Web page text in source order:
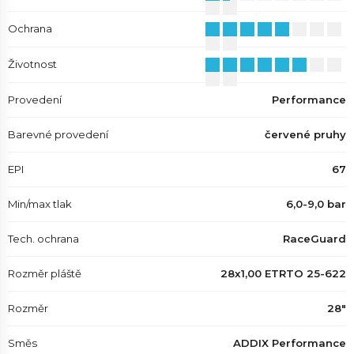
Ochrana
Životnost
Provedení Performance
Barevné provedení červené pruhy
EPI 67
Min/max tlak 6,0-9,0 bar
Tech. ochrana RaceGuard
Rozměr pláště 28x1,00 ETRTO 25-622
Rozměr 28"
Směs ADDIX Performance